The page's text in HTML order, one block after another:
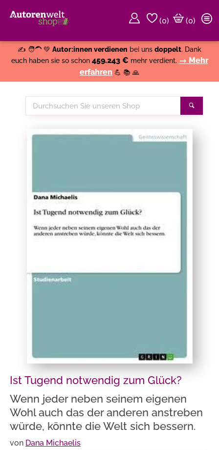
(0)
(0)
✍️ 🧑‍🦱 💚 Autor:innen verdienen bei uns doppelt. Dank
euch haben sie so schon 459.243 € mehr verdient. → Mehr
erfahren 💪 📚 🙏
Durchsuchen
Sie
Shop
Ist Tugend notwendig zum Glück?
Wenn jeder neben seinem eigenen
Wohl auch das der anderen anstreben
würde, könnte die Welt sich bessern.
von Dana Michaelis